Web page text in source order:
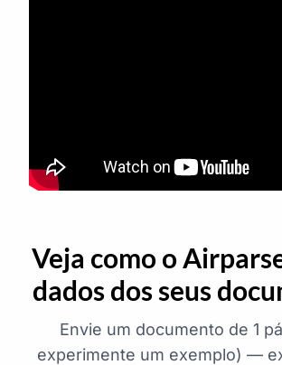
Veja como o
dados dos seus
Envie um documento de 1
experimente um exemplo) —